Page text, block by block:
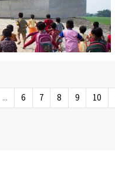
... 6 7 8 9 10